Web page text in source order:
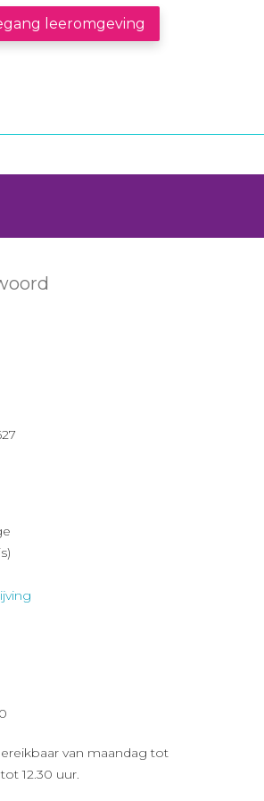
leeromgeving
van maandag tot
12.30 uur.